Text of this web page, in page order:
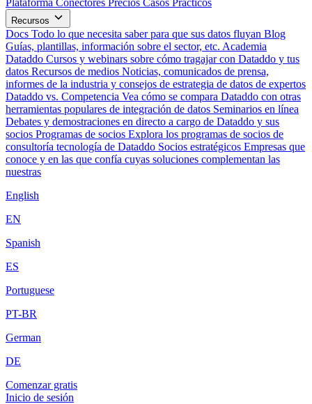
Plataforma Conectores Precios Casos Prácticos
Recursos
Docs Todo lo que necesita saber para que sus datos fluyan Blog
Guías, plantillas, información sobre el sector, etc. Academia
Dataddo Cursos y webinars sobre cómo tragajar con Dataddo y tus
datos Recursos de medios Noticias, comunicados de prensa,
informes de la industria y consejos de estrategia de datos de expertos
Dataddo vs. Competencia Vea cómo se compara Dataddo con otras
herramientas populares de integración de datos Seminarios en línea
Debates y demostraciones en directo a cargo de Dataddo y sus
socios Programas de socios Explora los programas de socios de
consultoría tecnología de Dataddo Socios estratégicos Empresas que
conoce y en las que confía cuyas soluciones complementan las
nuestras
English
EN
Spanish
ES
Portuguese
PT-BR
German
DE
Comenzar gratis
Inicio de sesión